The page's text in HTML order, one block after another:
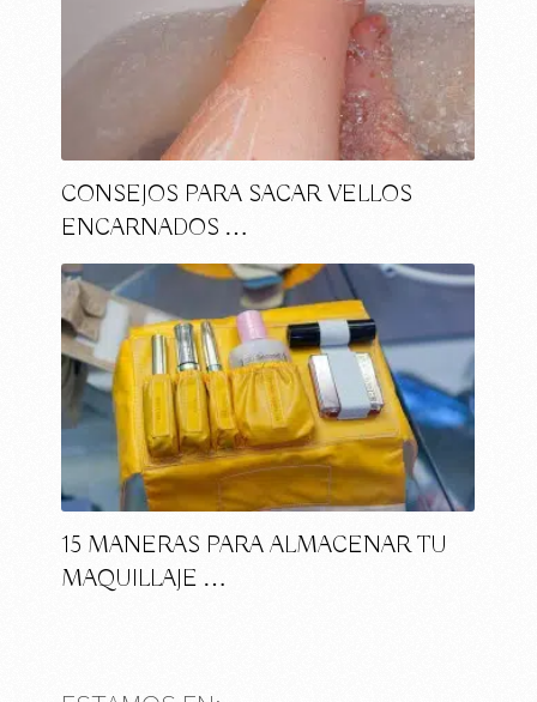
CONSEJOS PARA SACAR VELLOS
ENCARNADOS …
15 MANERAS PARA ALMACENAR TU
MAQUILLAJE …